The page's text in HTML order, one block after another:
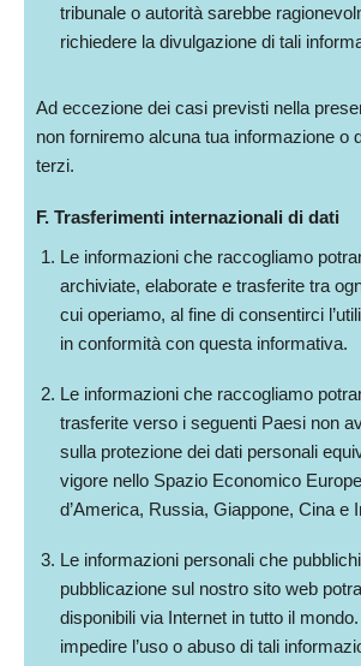
tribunale o autorità sarebbe
richiedere la divulgazione di tali
Ad eccezione dei casi previsti nella
non forniremo alcuna tua informazione o
terzi.
F. Trasferimenti internazionali di dati
Le informazioni che raccogliamo
archiviate, elaborate e trasferite tra
cui operiamo, al fine di consentirci
in conformità con questa informativa.
Le informazioni che raccogliamo
trasferite verso i seguenti Paesi non
sulla protezione dei dati personali
vigore nello Spazio Economico
d’America, Russia, Giappone, Cina e
Le informazioni personali che
pubblicazione sul nostro sito web
disponibili via Internet in tutto il
impedire l’uso o abuso di tali